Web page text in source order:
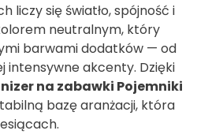
liczy się światło, spójność i
neutralnym, który
barwami dodatków — od
intensywne akcenty. Dzięki
na zabawki Pojemniki
bazę aranżacji, która